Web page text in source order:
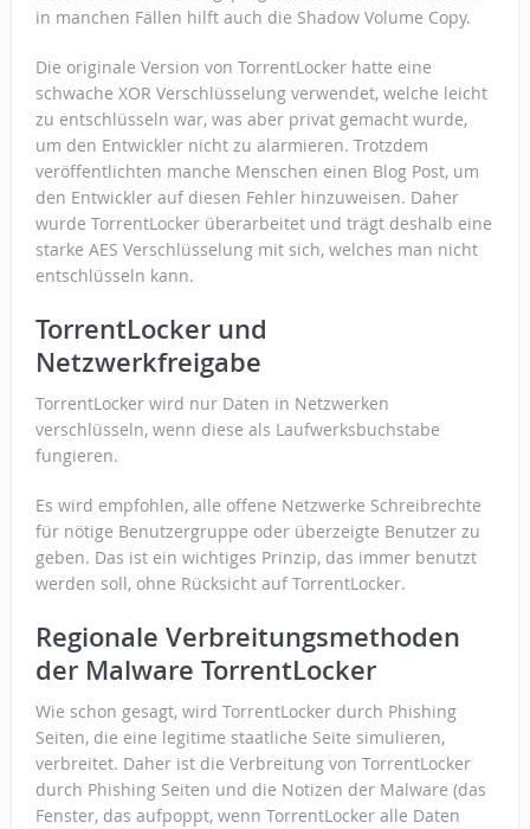
in manchen Fällen hilft auch die Shadow Volume Copy.
Die originale Version von TorrentLocker hatte eine
schwache XOR Verschlüsselung verwendet, welche leicht
zu entschlüsseln war, was aber privat gemacht wurde,
um den Entwickler nicht zu alarmieren. Trotzdem
veröffentlichten manche Menschen einen Blog Post, um
den Entwickler auf diesen Fehler hinzuweisen. Daher
wurde TorrentLocker überarbeitet und trägt deshalb eine
starke AES Verschlüsselung mit sich, welches man nicht
entschlüsseln kann.
TorrentLocker und
Netzwerkfreigabe
TorrentLocker wird nur Daten in Netzwerken
verschlüsseln, wenn diese als Laufwerksbuchstabe
fungieren.
Es wird empfohlen, alle offene Netzwerke Schreibrechte
für nötige Benutzergruppe oder überzeigte Benutzer zu
geben. Das ist ein wichtiges Prinzip, das immer benutzt
werden soll, ohne Rücksicht auf TorrentLocker.
Regionale Verbreitungsmethoden
der Malware TorrentLocker
Wie schon gesagt, wird TorrentLocker durch Phishing
Seiten, die eine legitime staatliche Seite simulieren,
verbreitet. Daher ist die Verbreitung von TorrentLocker
durch Phishing Seiten und die Notizen der Malware (das
Fenster, das aufpoppt, wenn TorrentLocker alle Daten